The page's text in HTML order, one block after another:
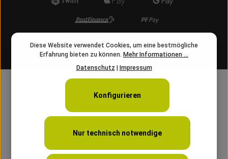
info@angelschnur.ch
Diese Website verwendet Cookies, um eine bestmögliche
Erfahrung bieten zu können. Mehr Informationen ...
Datenschutz | Impressum
Nur technisch notwendige
Konfigurieren